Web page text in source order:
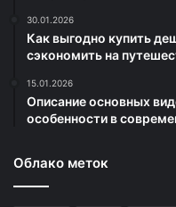
30.01.2026
Как выгодно купить
сэкономить на
15.01.2026
Описание основных
особенности в
Облако меток